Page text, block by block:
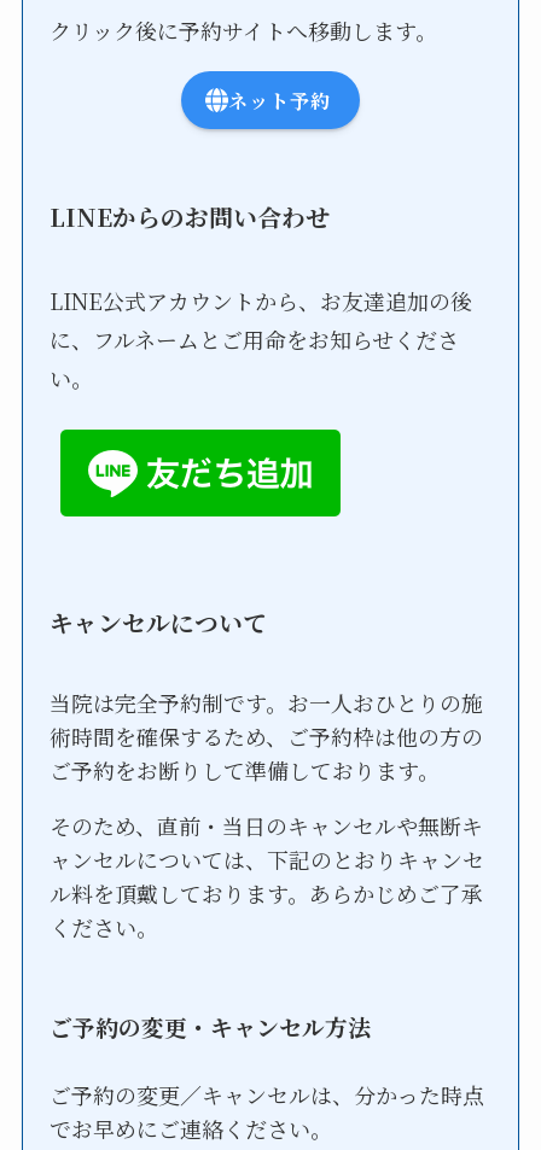
クリック後に予約サイトへ移動します。
ネット予約
LINEからのお問い合わせ
LINE公式アカウントから、お友達追加の後
に、フルネームとご用命をお知らせくださ
い。
キャンセルについて
当院は完全予約制です。お一人おひとりの施
術時間を確保するため、ご予約枠は他の方の
ご予約をお断りして準備しております。
そのため、直前・当日のキャンセルや無断キ
ャンセルについては、下記のとおりキャンセ
ル料を頂戴しております。あらかじめご了承
ください。
ご予約の変更・キャンセル方法
ご予約の変更／キャンセルは、分かった時点
でお早めにご連絡ください。